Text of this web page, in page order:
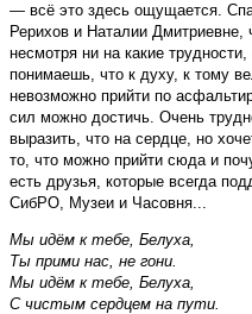
— всё это здесь ощущается.
Рерихов и Наталии Дмитриевне,
несмотря ни на какие
понимаешь, что к духу, к тому
невозможно прийти по
сил можно достичь. Очень
выразить, что на сердце, но
то, что можно прийти сюда и
есть друзья, которые всегда
СибРО, Музеи и Часовня...
Мы идём к тебе, Белуха,
Ты прими нас, не гони.
Мы идём к тебе, Белуха,
С чистым сердцем на пути.